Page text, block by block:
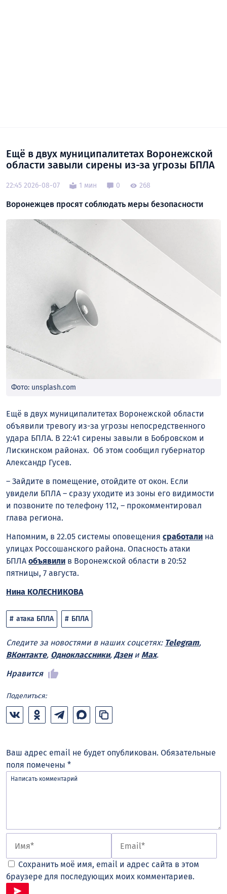
Ещё в двух муниципалитетах Воронежской
области завыли сирены из-за угрозы БПЛА
22:45 2026-08-07 1 мин 0 268
Воронежцев просят соблюдать меры безопасности
Фото: unsplash.com
Ещё в двух муниципалитетах Воронежской области
объявили тревогу из-за угрозы непосредственного
удара БПЛА. В 22:41 сирены завыли в Бобровском и
Лискинском районах. Об этом сообщил губернатор
Александр Гусев.
– Зайдите в помещение, отойдите от окон. Если
увидели БПЛА – сразу уходите из зоны его видимости
и позвоните по телефону 112, – прокомментировал
глава региона.
Напомним, в 22.05 системы оповещения сработали на
улицах Россошанского района. Опасность атаки
БПЛА объявили в Воронежской области в 20:52
пятницы, 7 августа.
Нина КОЛЕСНИКОВА
атака БПЛА БПЛА
Следите за новостями в наших соцсетях: Telegram,
ВКонтакте, Одноклассники, Дзени Max.
Нравится
Поделиться:
Ваш адрес email не будет опубликован. Обязательные
поля помечены *
Сохранить моё имя, email и адрес сайта в этом
браузере для последующих моих комментариев.